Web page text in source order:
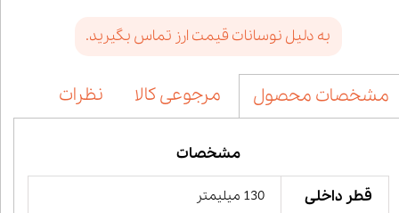
به دلیل نوسانات قیمت ارز تماس بگیرید.
مشخصات محصول مرجوعی کالا نظرات
مشخصات
قطر داخلی 130 میلیمتر